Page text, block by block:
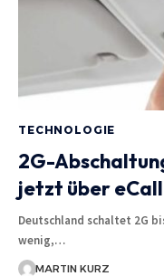
TECHNOLOGIE
2G-
jetzt über eCall
Deutschland schaltet 2G
wenig,…
MARTIN KURZ